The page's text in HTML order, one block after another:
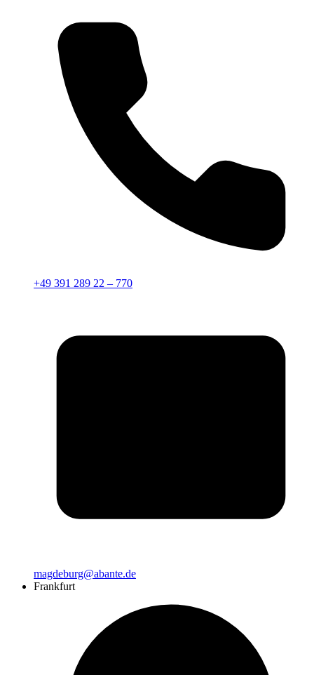
+49 391 289 22 – 770
magdeburg@abante.de
Frankfurt